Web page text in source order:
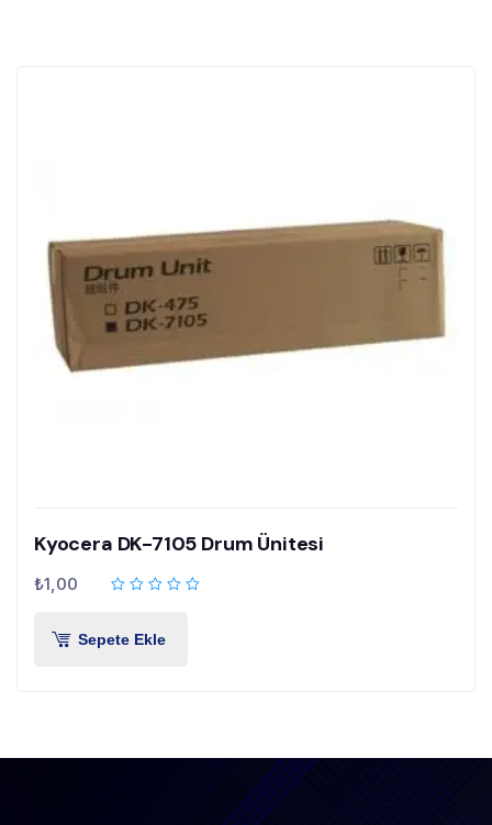
Kyocera DK-7105 Drum Ünitesi
₺1,00
Sepete Ekle